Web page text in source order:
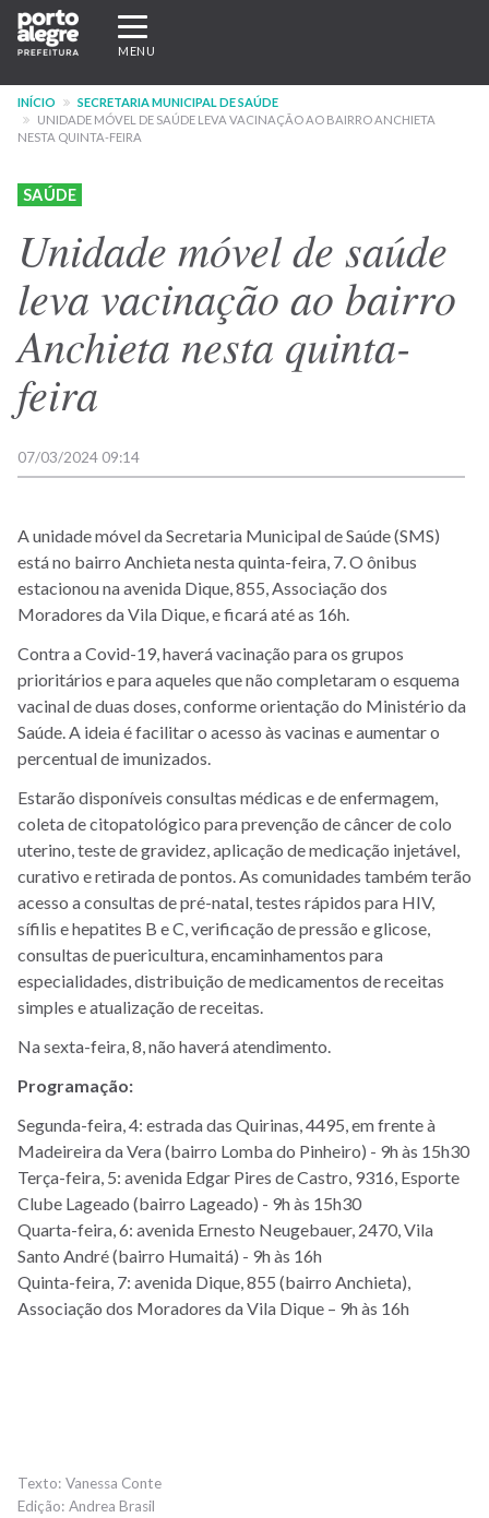
Pular
para
conteúdo
principal
Expandir/recolher
navegação
MENU
INÍCIO
SECRETARIA MUNICIPAL DE SAÚDE
UNIDADE MÓVEL DE SAÚDE LEVA VACINAÇÃO AO BAIRRO ANCHIETA
NESTA QUINTA-FEIRA
SAÚDE
Unidade móvel de saúde
leva vacinação ao bairro
Anchieta nesta quinta-
feira
07/03/2024 09:14
A unidade móvel da Secretaria Municipal de Saúde (SMS)
está no bairro Anchieta nesta quinta-feira, 7. O ônibus
estacionou na avenida Dique, 855, Associação dos
Moradores da Vila Dique, e ficará até as 16h.
Contra a Covid-19, haverá vacinação para os grupos
prioritários e para aqueles que não completaram o esquema
vacinal de duas doses, conforme orientação do Ministério da
Saúde. A ideia é facilitar o acesso às vacinas e aumentar o
percentual de imunizados.
Estarão disponíveis consultas médicas e de enfermagem,
coleta de citopatológico para prevenção de câncer de colo
uterino, teste de gravidez, aplicação de medicação injetável,
curativo e retirada de pontos. As comunidades também terão
acesso a consultas de pré-natal, testes rápidos para HIV,
sífilis e hepatites B e C, verificação de pressão e glicose,
consultas de puericultura, encaminhamentos para
especialidades, distribuição de medicamentos de receitas
simples e atualização de receitas.
Na sexta-feira, 8, não haverá atendimento.
Programação:
Segunda-feira, 4: estrada das Quirinas, 4495, em frente à
Madeireira da Vera (bairro Lomba do Pinheiro) - 9h às 15h30
Terça-feira, 5: avenida Edgar Pires de Castro, 9316, Esporte
Clube Lageado (bairro Lageado) - 9h às 15h30
Quarta-feira, 6: avenida Ernesto Neugebauer, 2470, Vila
Santo André (bairro Humaitá) - 9h às 16h
Quinta-feira, 7: avenida Dique, 855 (bairro Anchieta),
Associação dos Moradores da Vila Dique – 9h às 16h
Vanessa Conte
Andrea Brasil